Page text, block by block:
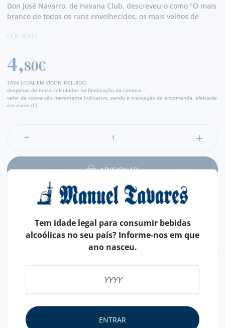
Don José Navarro, de Havana Club, descreveu-o como "O mais
branco de todos os runs envelhecidos, os mais velhos de
notas de chocolate preto, frutas e baunilha. Na boca é
LER MAIS
4,80€
TAXA LEGAL EM VIGOR INCLUÍDO.
despesas de envio calculadas na finalização da compra
valor de conversão meramente indicativo, sendo a transação da encomenda, efetuada
em euros (€).
ADICIONAR
CAPACIDADE
PRODUTOR HAVANA CLUB
TEOR ALCOÓLICO
Tem idade legal para consumir bebidas
alcoólicas no seu país? Informe-nos em que
ano nasceu.
ENTRAR